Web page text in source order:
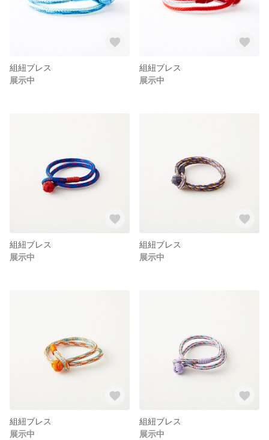
組紐ブレス
展示中
組紐ブレス
展示中
組紐ブレス
展示中
組紐ブレス
展示中
組紐ブレス
展示中
組紐ブレス
展示中